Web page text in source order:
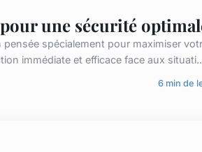
une sécurité
spécialement pour maximiser
immédiate et efficace face aux
6 min de